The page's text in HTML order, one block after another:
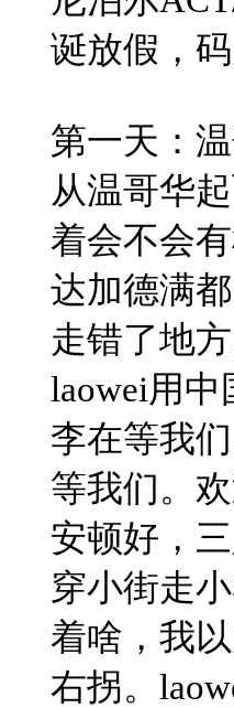
诞放假，
第一天：
从温哥华
着会不会
达加德满
走错了地方
laowei用
李在等我
等我们。
安顿好，
穿小街走
着啥，我
右拐。